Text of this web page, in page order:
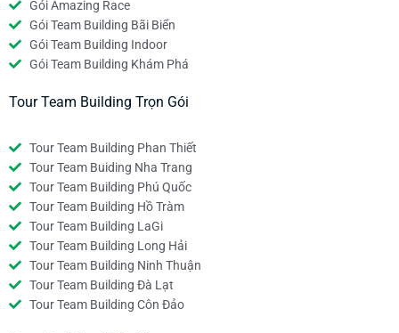
Gói Amazing Race
Gói Team Building Bãi Biển
Gói Team Building Indoor
Gói Team Building Khám Phá
Tour Team Building Trọn Gói
Tour Team Building Phan Thiết
Tour Team Buiding Nha Trang
Tour Team Building Phú Quốc
Tour Team Building Hồ Tràm
Tour Team Building LaGi
Tour Team Building Long Hải
Tour Team Building Ninh Thuận
Tour Team Building Đà Lạt
Tour Team Building Côn Đảo